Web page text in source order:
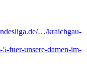
…/kraichgau-
fuer-unsere-damen-im-